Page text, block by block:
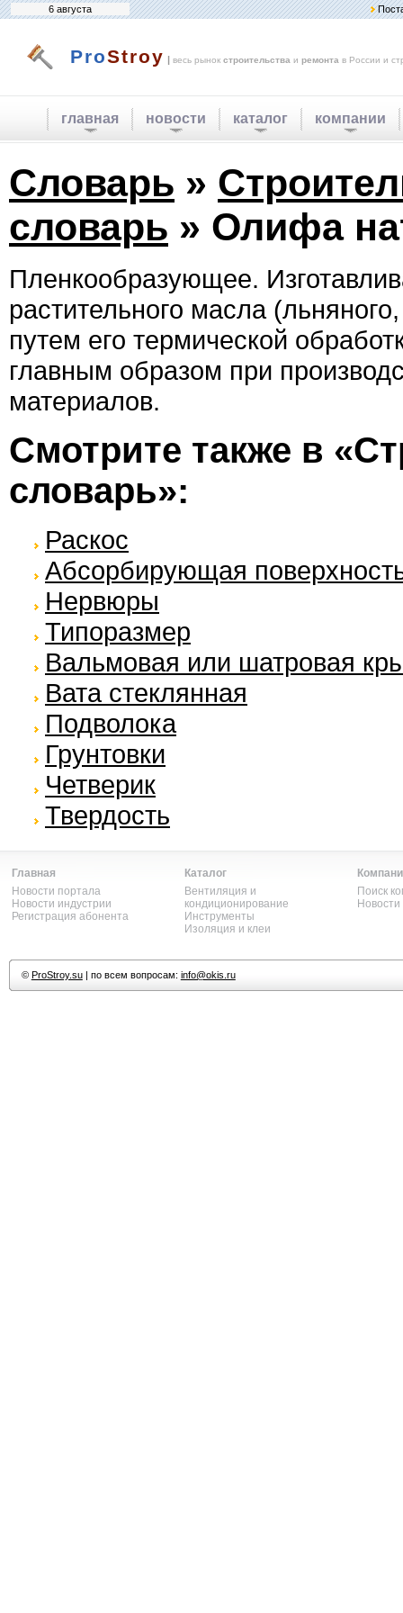
6 августа
ProStroy | весь рынок строительства и ремонта в России и
главная новости каталог компании
Словарь »
словарь » Олифа
Пленкообразующее.
растительного масла
путем его термической
главным образом при
материалов.
Смотрите также в
словарь»:
Раскос
Абсорбирующая
Нервюры
Типоразмер
Вальмовая или шатровая
Вата стеклянная
Подволока
Грунтовки
Четверик
Твердость
Главная
Новости портала
Новости индустрии
Регистрация абонента
Каталог
Вентиляция и
кондиционирование
Инструменты
Изоляция и клеи
Поиск
© ProStroy.su| по всем вопросам: info@okis.ru